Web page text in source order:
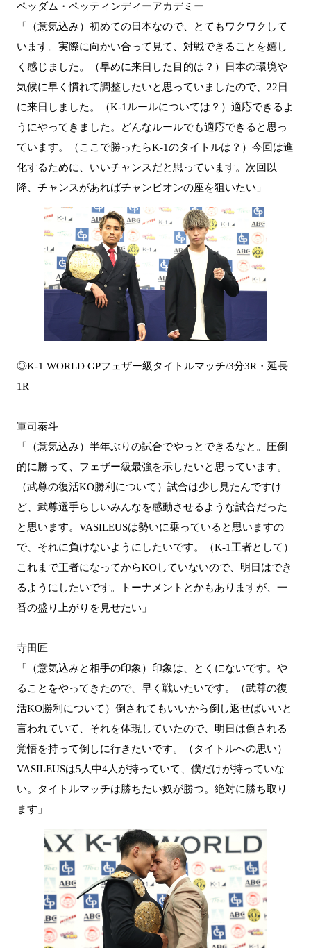
ペッダム・ペッティンディーアカデミー
「（意気込み）初めての日本なので、とてもワクワクして
います。実際に向かい合って見て、対戦できることを嬉し
く感じました。（早めに来日した目的は？）日本の環境や
気候に早く慣れて調整したいと思っていましたので、22日
に来日しました。（K-1ルールについては？）適応できるよ
うにやってきました。どんなルールでも適応できると思っ
ています。（ここで勝ったらK-1のタイトルは？）今回は進
化するために、いいチャンスだと思っています。次回以
降、チャンスがあればチャンピオンの座を狙いたい」
◎K-1 WORLD GPフェザー級タイトルマッチ/3分3R・延長
1R
軍司泰斗
「（意気込み）半年ぶりの試合でやっとできるなと。圧倒
的に勝って、フェザー級最強を示したいと思っています。
（武尊の復活KO勝利について）試合は少し見たんですけ
ど、武尊選手らしいみんなを感動させるような試合だった
と思います。VASILEUSは勢いに乗っていると思いますの
で、それに負けないようにしたいです。（K-1王者として）
これまで王者になってからKOしていないので、明日はでき
るようにしたいです。トーナメントとかもありますが、一
番の盛り上がりを見せたい」
寺田匠
「（意気込みと相手の印象）印象は、とくにないです。や
ることをやってきたので、早く戦いたいです。（武尊の復
活KO勝利について）倒されてもいいから倒し返せばいいと
言われていて、それを体現していたので、明日は倒される
覚悟を持って倒しに行きたいです。（タイトルへの思い）
VASILEUSは5人中4人が持っていて、僕だけが持っていな
い。タイトルマッチは勝ちたい奴が勝つ。絶対に勝ち取り
ます」